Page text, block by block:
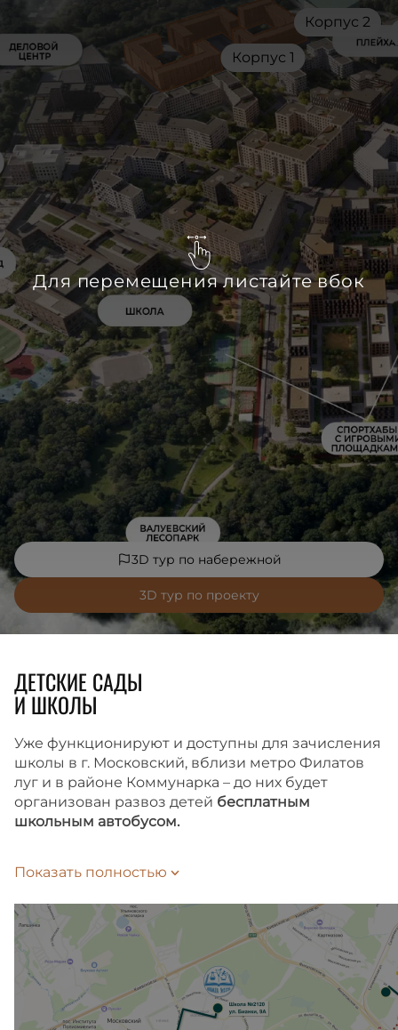
Корпус 1
Корпус 2
3D тур по проекту
3D тур по набережной
Для перемещения листайте вбок
ДЕТСКИЕ САДЫ
И ШКОЛЫ
Уже функционируют и доступны для зачисления
школы в г. Московский, вблизи метро Филатов
луг и в районе Коммунарка – до них будет
организован развоз детей бесплатным
школьным автобусом.
на автобусе-шаттле, в зависимости
от выбранного маршрута. Подать заявление
на зачисление ребенка в школу можно
на Госуслугах.
Внутри жилого комплекса также запланированы
школа и детский сад, которые откроются сразу
после сдачи второй очереди.
Показать полностью